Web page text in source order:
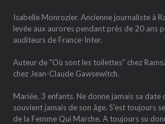
Isabelle Monrozier. Ancienne journaliste à
levée aux aurores pendant près de 20 ans
auditeurs de France-Inter.
Auteur de "Où sont les toilettes" chez
chez Jean-Claude Gawsewitch.
Mariée, 3 enfants. Ne donne jamais sa date
souvient jamais de son âge. S'est toujours
de la Femme Qui Marche. A toujours su